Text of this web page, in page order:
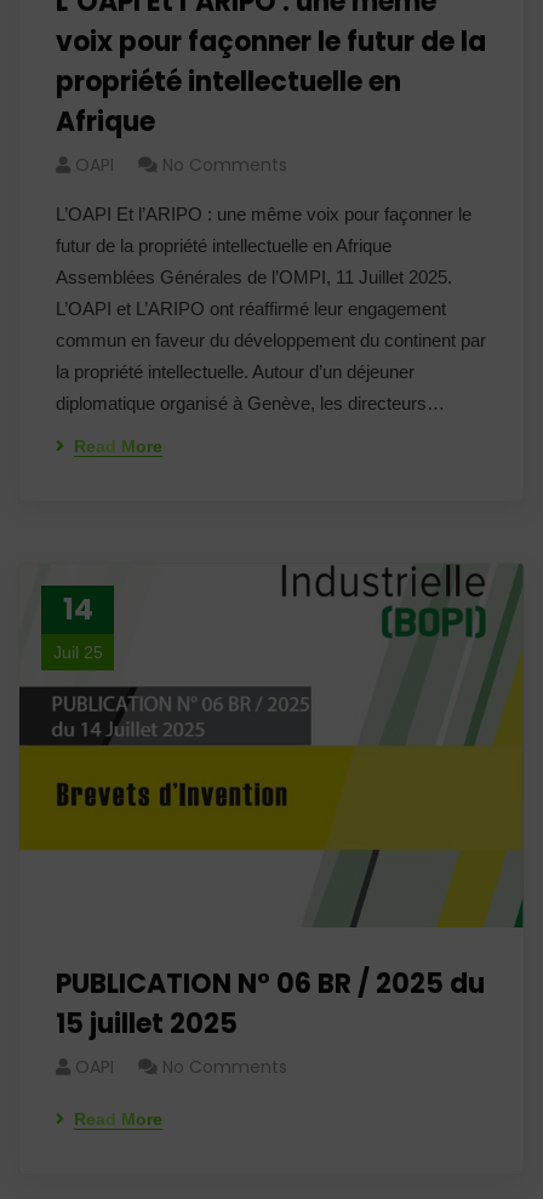
voix pour façonner le futur de la
propriété intellectuelle en
Afrique
OAPI No Comments
L’OAPI Et l’ARIPO : une même voix pour façonner le
futur de la propriété intellectuelle en Afrique
Assemblées Générales de l’OMPI, 11 Juillet 2025.
L’OAPI et L’ARIPO ont réaffirmé leur engagement
commun en faveur du développement du continent par
la propriété intellectuelle. Autour d’un déjeuner
diplomatique organisé à Genève, les directeurs…
Read More
14
Juil 25
PUBLICATION N° 06 BR / 2025 du
15 juillet 2025
OAPI No Comments
Read More